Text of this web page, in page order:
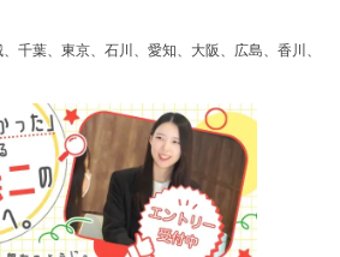
千葉、東京、石川、愛知、大阪、広島、香川、